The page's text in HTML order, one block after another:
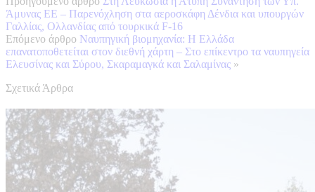
Άμυνας ΕΕ – Παρενόχληση στα αεροσκάφη Δένδια και υπουργών
Γαλλίας, Ολλανδίας από τουρκικά F-16
Επόμενο άρθρο Ναυπηγική βιομηχανία: H Ελλάδα
επανατοποθετείται στον διεθνή χάρτη – Στο επίκεντρο τα ναυπηγεία
Ελευσίνας και Σύρου, Σκαραμαγκά και Σαλαμίνας »
Σχετικά Άρθρα